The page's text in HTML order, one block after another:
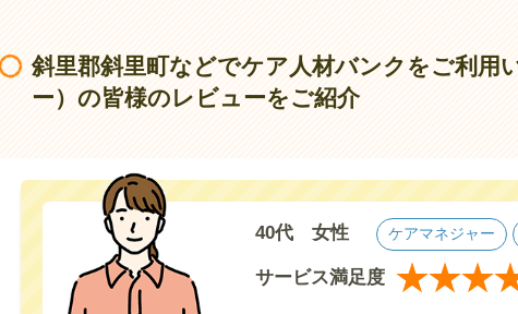
斜里郡斜里町などでケア人材バンクをご利用
ー）の皆様のレビューをご紹介
40代 女性 ケアマネジャー
サービス満足度 ★★★